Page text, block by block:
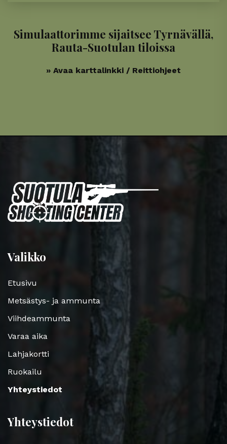
Simulaattorimme sijaitsee Tyrnävällä,
Rauta-Suotulan tiloissa
» Avaa karttalinkki / Reittiohjeet
Valikko
Etusivu
Metsästys- ja ammunta
Viihdeammunta
Varaa aika
Lahjakortti
Ruokailu
Yhteystiedot
Yhteystiedot